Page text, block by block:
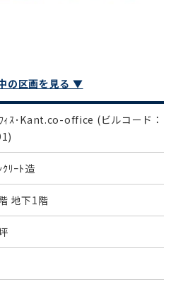
の区画を見る ▼
ｨｽ･Kant.co-office (ビルコード：
ﾘｰﾄ造
地下1階